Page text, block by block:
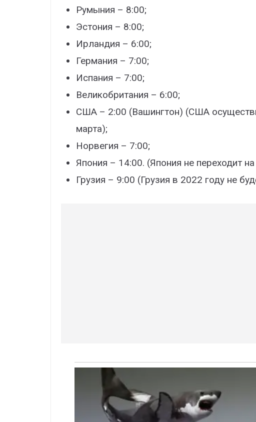
Румыния – 8:00;
Эстония – 8:00;
Ирландия – 6:00;
Германия – 7:00;
Испания – 7:00;
Великобритания – 6:00;
США – 2:00 (Вашингтон) (США
марта);
Норвегия – 7:00;
Япония – 14:00. (Япония не переходит
Грузия – 9:00 (Грузия в 2022 году не